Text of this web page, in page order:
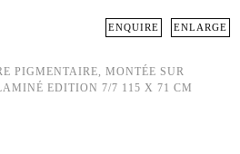
ENLARGE
ENQUIRE
PIGMENTAIRE, MONTÉE SUR
EDITION 7/7 115 X 71 CM